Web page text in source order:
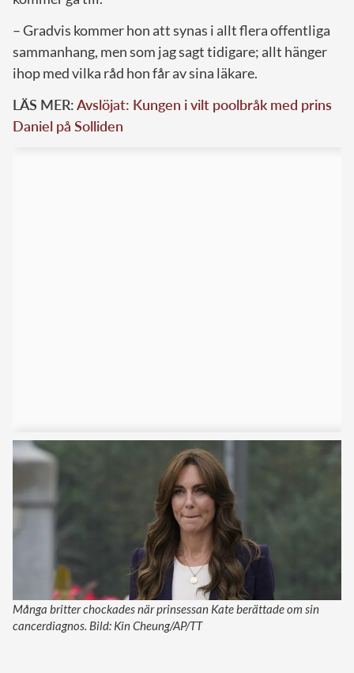
– Gradvis kommer hon att synas i allt flera offentliga
sammanhang, men som jag sagt tidigare; allt hänger
ihop med vilka råd hon får av sina läkare.
LÄS MER:Avslöjat: Kungen i vilt poolbråk med prins
Daniel på Solliden
Många britter chockades när prinsessan Kate berättade om sin
cancerdiagnos. Bild: Kin Cheung/AP/TT